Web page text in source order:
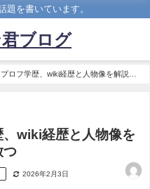
題を書いています。
ブログ
ロフ学歴、wiki経歴と人物像を解説社
wiki経歴と人物像を
つ
2026年2月3日